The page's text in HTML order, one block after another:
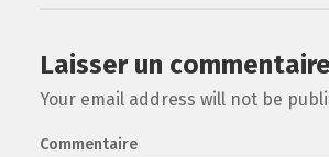
Laisser un commentaire
Your email address will not be
Commentaire